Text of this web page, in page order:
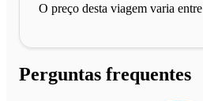
O preço desta viagem varia entre
Perguntas frequentes